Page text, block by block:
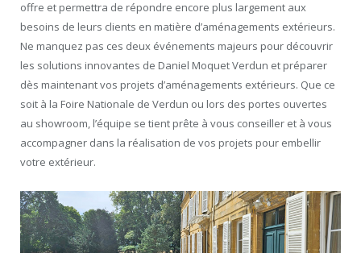
offre et permettra de répondre encore plus largement aux
besoins de leurs clients en matière d’aménagements extérieurs.
Ne manquez pas ces deux événements majeurs pour découvrir
les solutions innovantes de Daniel Moquet Verdun et préparer
dès maintenant vos projets d’aménagements extérieurs. Que ce
soit à la Foire Nationale de Verdun ou lors des portes ouvertes
au showroom, l’équipe se tient prête à vous conseiller et à vous
accompagner dans la réalisation de vos projets pour embellir
votre extérieur.